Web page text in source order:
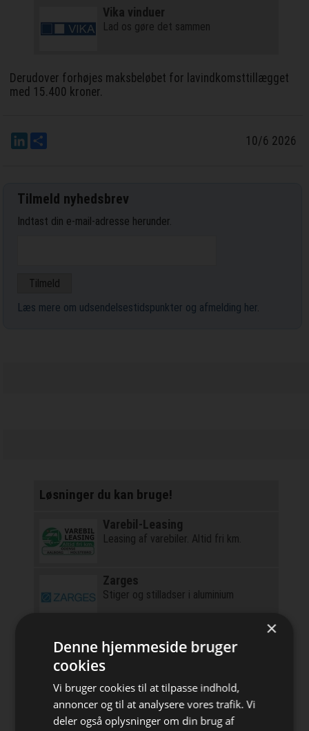
Vika vinduer
Lad os gøre det sammen
Derudover forhøjes maksbeløbet for lavindkomsttillægget
med 15.400 kroner.
LinkedIn 10/6 2026
Tilmeld nyhedsbrev
Indtast din e-mail-adresse herunder.
Læs mere om udsendelsestidspunkter og afmelding her.
Løsninger du kan bruge!
Varebil-Leasing
Leasing af varebiler. Altid fri km.
Zarges
Stiger og stilladser i aluminium
Verificeret og cloud-baseret
miljødokumentation - EPD
Scantruck
Danmarks største udbyder af
entreprenørmateriel, teleskoplæssere
×
Denne hjemmeside bruger
cookies
Vi bruger cookies til at tilpasse indhold,
annoncer og til at analysere vores trafik. Vi
deler også oplysninger om din brug af